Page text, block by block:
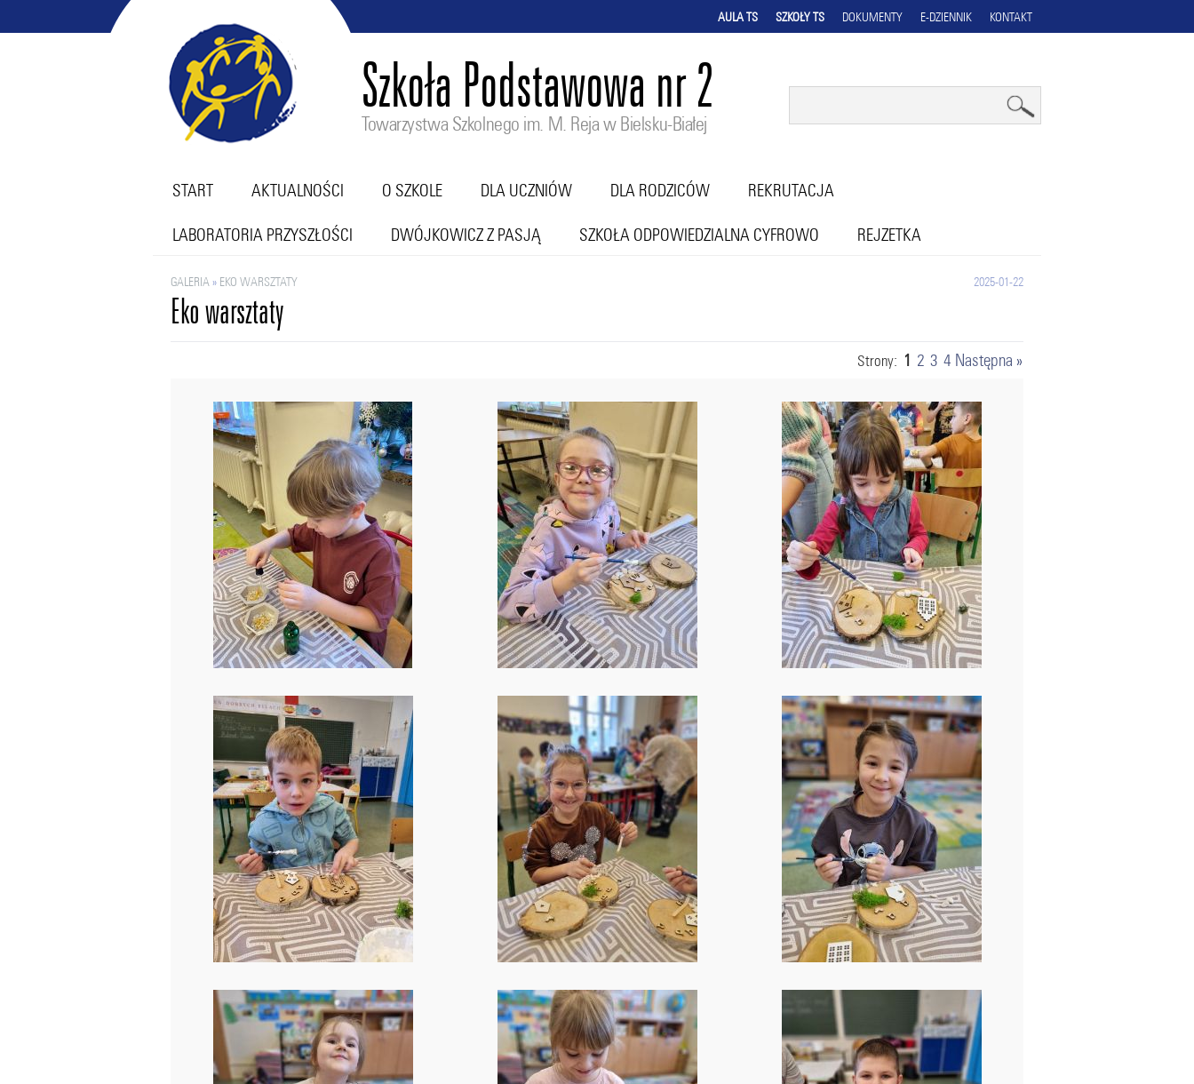
AULA TS SZKOŁY TS DOKUMENTY E-DZIENNIK KONTAKT
Szkoła Podstawowa nr 2
Towarzystwa Szkolnego im. M. Reja w Bielsku-Białej
START AKTUALNOŚCI O SZKOLE DLA UCZNIÓW DLA RODZICÓW REKRUTACJA
LABORATORIA PRZYSZŁOŚCI DWÓJKOWICZ Z PASJĄ SZKOŁA ODPOWIEDZIALNA CYFROWO REJZETKA
Eko warsztaty
GALERIA» EKO WARSZTATY 2025-01-22
Strony: 1 2 3 4 Następna »